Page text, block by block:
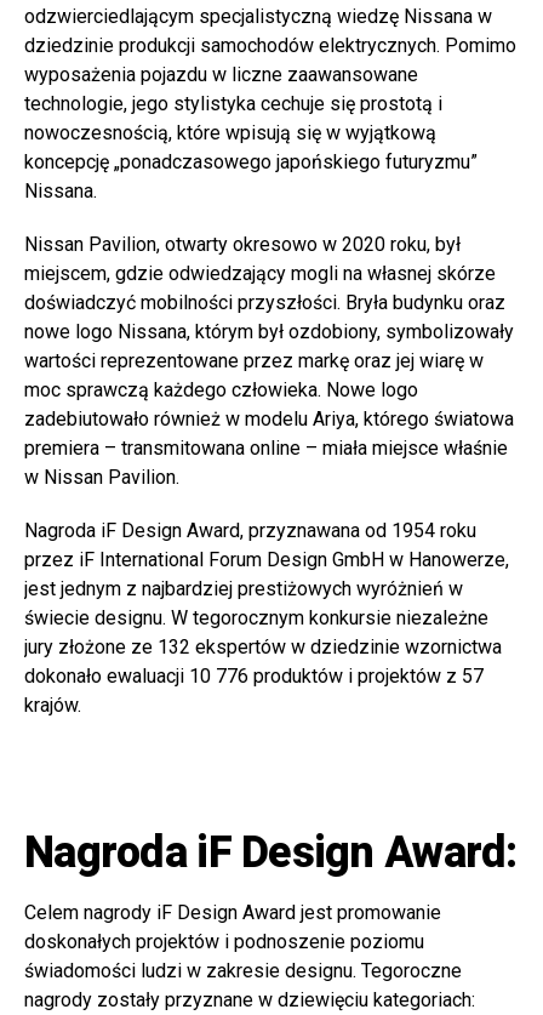
odzwierciedlającym specjalistyczną wiedzę Nissana w
dziedzinie produkcji samochodów elektrycznych. Pomimo
wyposażenia pojazdu w liczne zaawansowane
technologie, jego stylistyka cechuje się prostotą i
nowoczesnością, które wpisują się w wyjątkową
koncepcję „ponadczasowego japońskiego futuryzmu”
Nissana.
Nissan Pavilion, otwarty okresowo w 2020 roku, był
miejscem, gdzie odwiedzający mogli na własnej skórze
doświadczyć mobilności przyszłości. Bryła budynku oraz
nowe logo Nissana, którym był ozdobiony, symbolizowały
wartości reprezentowane przez markę oraz jej wiarę w
moc sprawczą każdego człowieka. Nowe logo
zadebiutowało również w modelu Ariya, którego światowa
premiera – transmitowana online – miała miejsce właśnie
w Nissan Pavilion.
Nagroda iF Design Award, przyznawana od 1954 roku
przez iF International Forum Design GmbH w Hanowerze,
jest jednym z najbardziej prestiżowych wyróżnień w
świecie designu. W tegorocznym konkursie niezależne
jury złożone ze 132 ekspertów w dziedzinie wzornictwa
dokonało ewaluacji 10 776 produktów i projektów z 57
krajów.
Nagroda iF Design Award:
Celem nagrody iF Design Award jest promowanie
doskonałych projektów i podnoszenie poziomu
świadomości ludzi w zakresie designu. Tegoroczne
nagrody zostały przyznane w dziewięciu kategoriach: